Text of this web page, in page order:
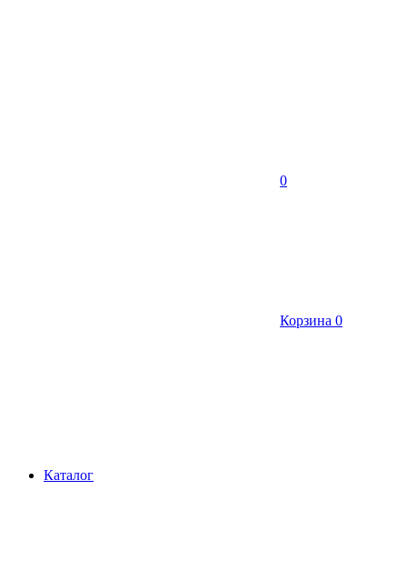
0
Корзина 0
Каталог